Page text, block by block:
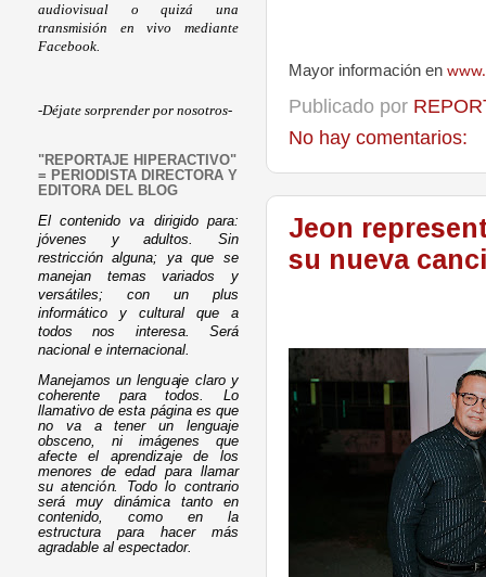
Mayor información en
Publicado por
No hay comentarios:
Jeon
su nueva
audiovisual o quizá una
transmisión en vivo mediante
Facebook.
-Déjate sorprender por nosotros-
"REPORTAJE HIPERACTIVO"
= PERIODISTA DIRECTORA Y
EDITORA DEL BLOG
El contenido va dirigido para:
jóvenes y adultos. Sin
restricción alguna; ya que se
manejan temas variados y
versátiles; con un plus
informático y cultural que a
todos nos interesa. Será
nacional e internacional.
Manejamos un lenguaje claro y
coherente para todos. Lo
llamativo de esta página es que
no va a tener un lenguaje
obsceno, ni imágenes que
afecte el aprendizaje de los
menores de edad para llamar
su atención. Todo lo contrario
será muy dinámica tanto en
contenido, como en la
estructura para hacer más
agradable al espectador.